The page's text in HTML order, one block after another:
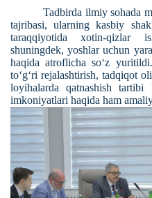
Tadbirda ilmiy sohada
tajribasi, ularning kasbiy
taraqqiyotida xotin-qizlar
shuningdek, yoshlar uchun
haqida atroflicha so‘z
to‘g‘ri rejalashtirish, tadqiqot
loyihalarda qatnashish
imkoniyatlari haqida ham